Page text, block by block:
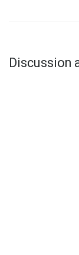
Discussion